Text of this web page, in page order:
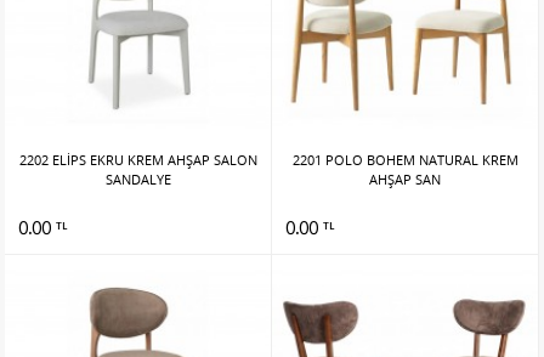
2202 ELİPS EKRU KREM AHŞAP SALON
SANDALYE
0.00 TL
2201 POLO BOHEM NATURAL KREM
AHŞAP SAN
0.00 TL